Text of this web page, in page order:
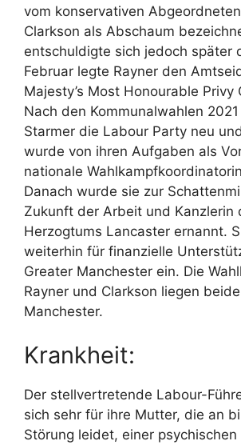
vom konservativen
Clarkson als Abschaum
entschuldigte sich jedoch später
Februar legte Rayner den
Majesty’s Most Honourable Privy
Nach den Kommunalwahlen
Starmer die Labour Party neu
wurde von ihren Aufgaben als
nationale
Danach wurde sie zur
Zukunft der Arbeit und Kanzlerin
Herzogtums Lancaster ernannt.
weiterhin für finanzielle
Greater Manchester ein. Die
Rayner und Clarkson liegen
Manchester.
Krankheit:
Der stellvertretende Labour-
sich sehr für ihre Mutter, die an
Störung leidet, einer psychischen